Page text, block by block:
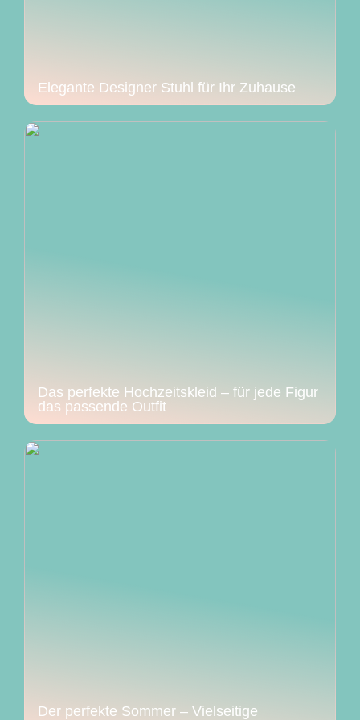
Elegante Designer Stuhl für Ihr Zuhause
Das perfekte Hochzeitskleid – für jede Figur
das passende Outfit
Der perfekte Sommer – Vielseitige